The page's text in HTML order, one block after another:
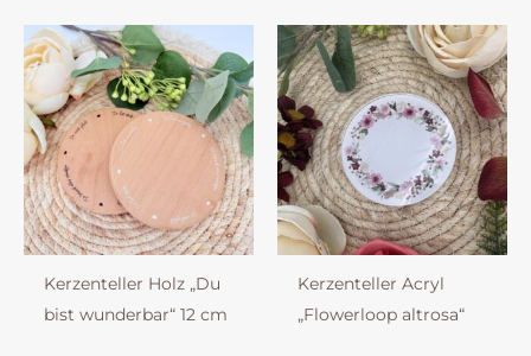
Kerzenteller Holz „Du
bist wunderbar“ 12 cm
Kerzenteller Acryl
„Flowerloop altrosa“